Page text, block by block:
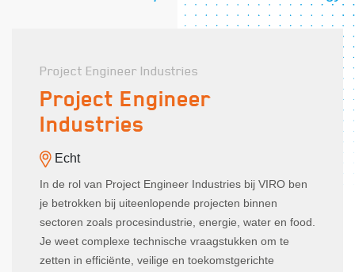
Project Engineer Industries
Project Engineer
Industries
Echt
In de rol van Project Engineer Industries bij VIRO ben
je betrokken bij uiteenlopende projecten binnen
sectoren zoals procesindustrie, energie, water en food.
Je weet complexe technische vraagstukken om te
zetten in efficiënte, veilige en toekomstgerichte